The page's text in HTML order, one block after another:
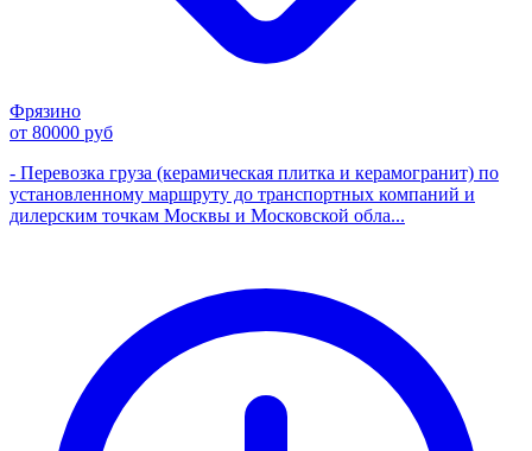
Фрязино
от 80000 руб
- Перевозка груза (керамическая плитка и керамогранит) по
установленному маршруту до транспортных компаний и
дилерским точкам Москвы и Московской обла...